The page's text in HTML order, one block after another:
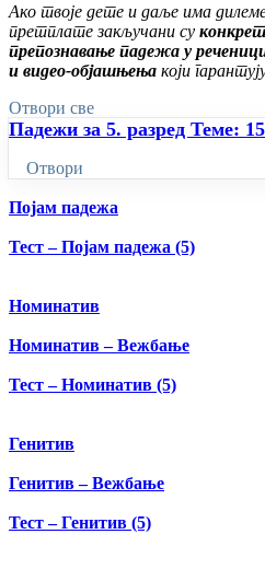
Ако твоје дете и даље има
претплате закључани су
препознавање падежа у
и видео-објашњења који
Отвори све
Падежи за 5. разред Теме: 15
Отвори
Појам падежа
Тест – Појам падежа (5)
Номинатив
Номинатив – Вежбање
Тест – Номинатив (5)
Генитив
Генитив – Вежбање
Тест – Генитив (5)